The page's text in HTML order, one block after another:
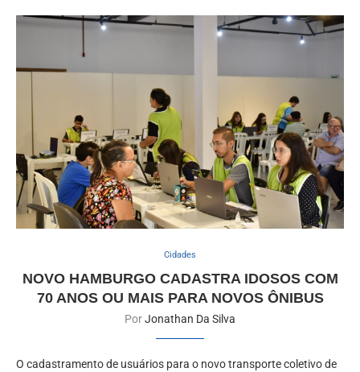
Cidades
NOVO HAMBURGO CADASTRA IDOSOS COM
70 ANOS OU MAIS PARA NOVOS ÔNIBUS
PorJonathan Da Silva
O cadastramento de usuários para o novo transporte coletivo de